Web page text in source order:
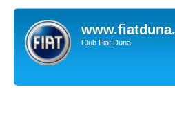
Club Fiat Duna